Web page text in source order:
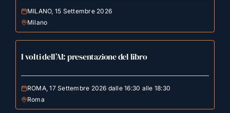
MILANO, 15 Settembre 2026
Milano
I volti dell’AI: presentazione del libro
ROMA, 17 Settembre 2026 dalle 16:30 alle 18:30
Roma